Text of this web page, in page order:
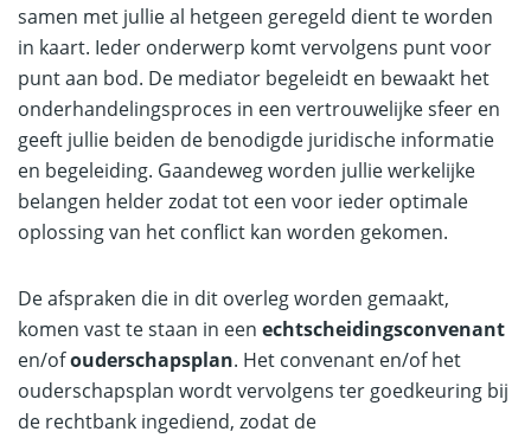
samen met jullie al hetgeen geregeld dient te worden
in kaart. Ieder onderwerp komt vervolgens punt voor
punt aan bod. De mediator begeleidt en bewaakt het
onderhandelingsproces in een vertrouwelijke sfeer en
geeft jullie beiden de benodigde juridische informatie
en begeleiding. Gaandeweg worden jullie werkelijke
belangen helder zodat tot een voor ieder optimale
oplossing van het conflict kan worden gekomen.
De afspraken die in dit overleg worden gemaakt,
komen vast te staan in een echtscheidingsconvenant
en/ofouderschapsplan. Het convenant en/of het
ouderschapsplan wordt vervolgens ter goedkeuring bij
de rechtbank ingediend, zodat de